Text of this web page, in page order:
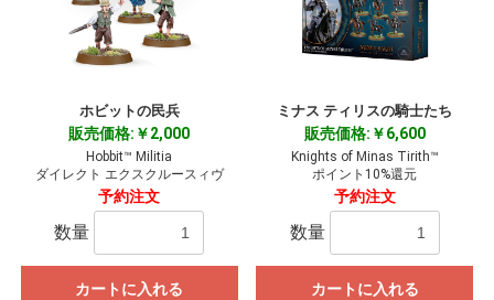
ホビットの民兵
販売価格:￥2,000
Hobbit™ Militia
ダイレクト エクスクルースィヴ
予約注文
数量
カートに入れる
ミナス ティリスの騎士たち
販売価格:￥6,600
Knights of Minas Tirith™
ポイント10%還元
予約注文
数量
カートに入れる